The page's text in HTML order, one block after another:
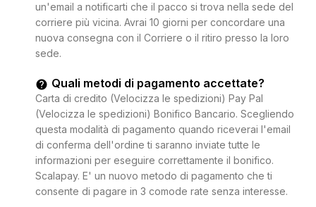
un'email a notificarti che il pacco si trova nella sede del
corriere più vicina. Avrai 10 giorni per concordare una
nuova consegna con il Corriere o il ritiro presso la loro
sede.
Quali metodi di pagamento accettate?
Carta di credito (Velocizza le spedizioni) Pay Pal
(Velocizza le spedizioni) Bonifico Bancario. Scegliendo
questa modalità di pagamento quando riceverai l'email
di conferma dell'ordine ti saranno inviate tutte le
informazioni per eseguire correttamente il bonifico.
Scalapay. E' un nuovo metodo di pagamento che ti
consente di pagare in 3 comode rate senza interesse.